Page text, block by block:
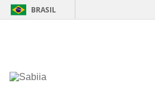
BRASIL